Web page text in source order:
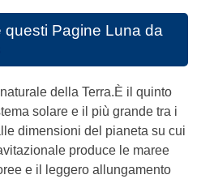
questi Pagine Luna da
della Terra.È il quinto
solare e il più grande tra i
dimensioni del pianeta su cui
produce le maree
e il leggero allungamento